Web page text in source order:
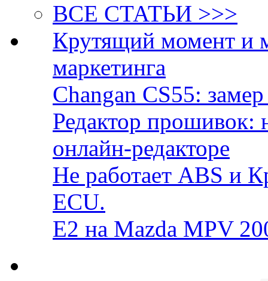
ВСЕ СТАТЬИ >>>
Крутящий момент и
маркетинга
Changan CS55:
Редактор прошивок:
онлайн-редакторе
Не работает ABS и
ECU.
E2 на Mazda MPV